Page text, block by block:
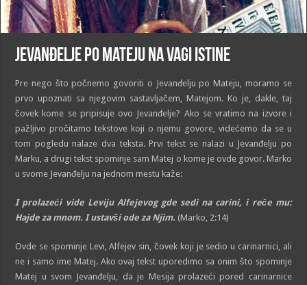
Jevanđelje po Mateju na vagi istine
Pre nego što počnemo govoriti o Jevanđelju po Mateju, moramo se
prvo upoznati sa njegovim sastavljačem, Matejom. Ko je, dakle, taj
čovek kome se pripisuje ovo Jevanđelje? Ako se vratimo na izvore i
pažljivo pročitamo tekstove koji o njemu govore, videćemo da se u
tom pogledu nalaze dva teksta. Prvi tekst se nalazi u Jevanđelju po
Marku, a drugi tekst spominje sam Matej o kome je ovde govor. Marko
u svome Jevanđelju na jednom mestu kaže:
I prolazeći vide Leviju Alfejevog gde sedi na carini, i reče mu:
Hajde za mnom. I ustavši ode za Njim. (Marko, 2:14)
Ovde se spominje Levi, Alfejev sin, čovek koji je sedio u carinarnici, ali
ne i samo ime Matej. Ako ovaj tekst uporedimo sa onim što spominje
Matej u svom Jevanđelju, da je Mesija prolazeći pored carinarnice